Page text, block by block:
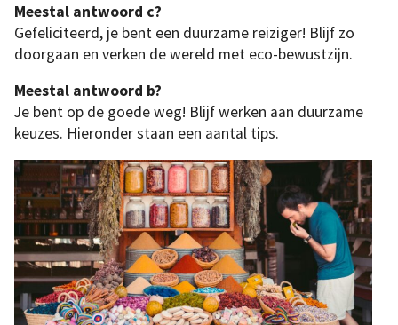
Meestal antwoord c?
Gefeliciteerd, je bent een duurzame reiziger! Blijf zo
doorgaan en verken de wereld met eco-bewustzijn.
Meestal antwoord b?
Je bent op de goede weg! Blijf werken aan duurzame
keuzes. Hieronder staan een aantal tips.